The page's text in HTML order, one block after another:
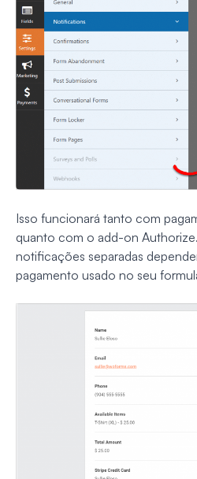
Isso funcionará tanto com
quanto com o add-on
notificações separadas
pagamento usado no seu